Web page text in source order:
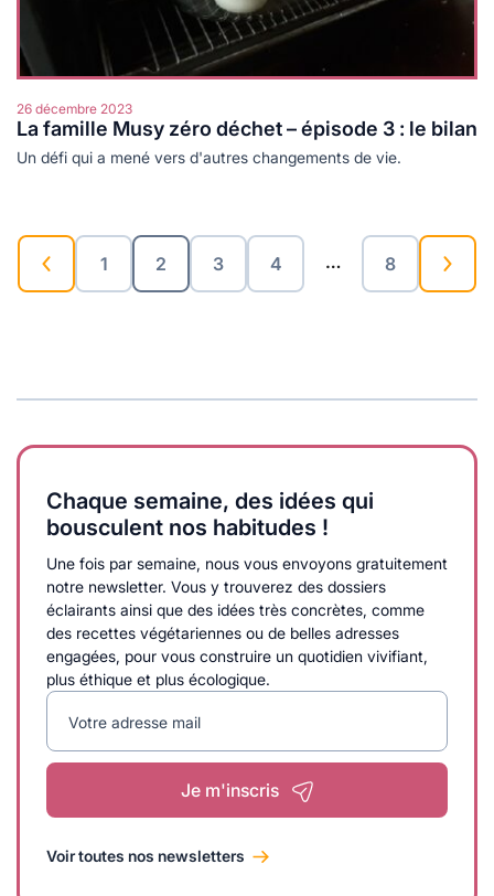
26 décembre 2023
La famille Musy zéro déchet – épisode 3 : le bilan
Un défi qui a mené vers d'autres changements de vie.
1 2 3 4 … 8
Chaque semaine, des idées qui
bousculent nos habitudes !
Une fois par semaine, nous vous envoyons gratuitement
notre newsletter. Vous y trouverez des dossiers
éclairants ainsi que des idées très concrètes, comme
des recettes végétariennes ou de belles adresses
engagées, pour vous construire un quotidien vivifiant,
plus éthique et plus écologique.
Votre adresse mail
Je m'inscris
Voir toutes nos newsletters